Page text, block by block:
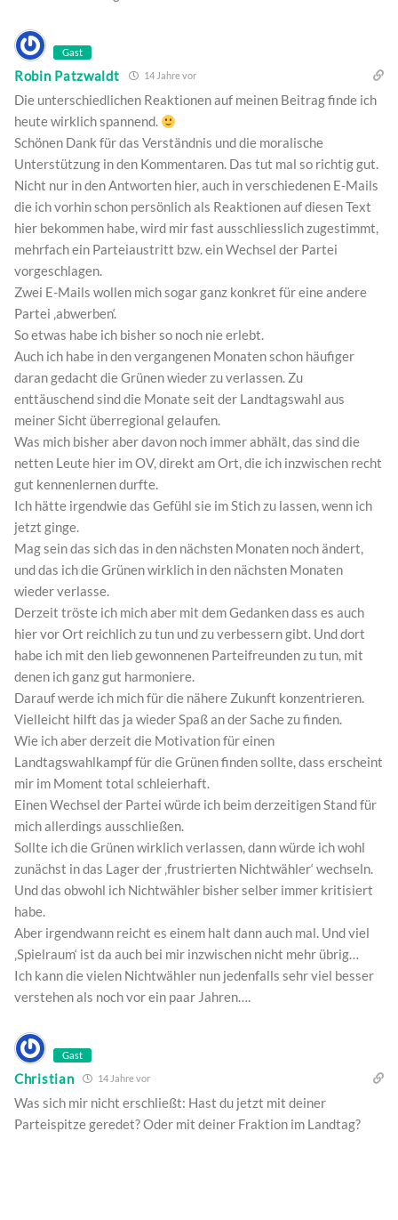
Gast
Robin Patzwaldt 14 Jahre vor
Die unterschiedlichen Reaktionen auf meinen Beitrag finde ich
heute wirklich spannend.
Schönen Dank für das Verständnis und die moralische
Unterstützung in den Kommentaren. Das tut mal so richtig gut.
Nicht nur in den Antworten hier, auch in verschiedenen E-Mails
die ich vorhin schon persönlich als Reaktionen auf diesen Text
hier bekommen habe, wird mir fast ausschliesslich zugestimmt,
mehrfach ein Parteiaustritt bzw. ein Wechsel der Partei
vorgeschlagen.
Zwei E-Mails wollen mich sogar ganz konkret für eine andere
Partei ‚abwerben‘.
So etwas habe ich bisher so noch nie erlebt.
Auch ich habe in den vergangenen Monaten schon häufiger
daran gedacht die Grünen wieder zu verlassen. Zu
enttäuschend sind die Monate seit der Landtagswahl aus
meiner Sicht überregional gelaufen.
Was mich bisher aber davon noch immer abhält, das sind die
netten Leute hier im OV, direkt am Ort, die ich inzwischen recht
gut kennenlernen durfte.
Ich hätte irgendwie das Gefühl sie im Stich zu lassen, wenn ich
jetzt ginge.
Mag sein das sich das in den nächsten Monaten noch ändert,
und das ich die Grünen wirklich in den nächsten Monaten
wieder verlasse.
Derzeit tröste ich mich aber mit dem Gedanken dass es auch
hier vor Ort reichlich zu tun und zu verbessern gibt. Und dort
habe ich mit den lieb gewonnenen Parteifreunden zu tun, mit
denen ich ganz gut harmoniere.
Darauf werde ich mich für die nähere Zukunft konzentrieren.
Vielleicht hilft das ja wieder Spaß an der Sache zu finden.
Wie ich aber derzeit die Motivation für einen
Landtagswahlkampf für die Grünen finden sollte, dass erscheint
mir im Moment total schleierhaft.
Einen Wechsel der Partei würde ich beim derzeitigen Stand für
mich allerdings ausschließen.
Sollte ich die Grünen wirklich verlassen, dann würde ich wohl
zunächst in das Lager der ‚frustrierten Nichtwähler‘ wechseln.
Und das obwohl ich Nichtwähler bisher selber immer kritisiert
habe.
Aber irgendwann reicht es einem halt dann auch mal. Und viel
‚Spielraum‘ ist da auch bei mir inzwischen nicht mehr übrig…
Ich kann die vielen Nichtwähler nun jedenfalls sehr viel besser
verstehen als noch vor ein paar Jahren….
Gast
Christian 14 Jahre vor
Was sich mir nicht erschließt: Hast du jetzt mit deiner
Parteispitze geredet? Oder mit deiner Fraktion im Landtag?